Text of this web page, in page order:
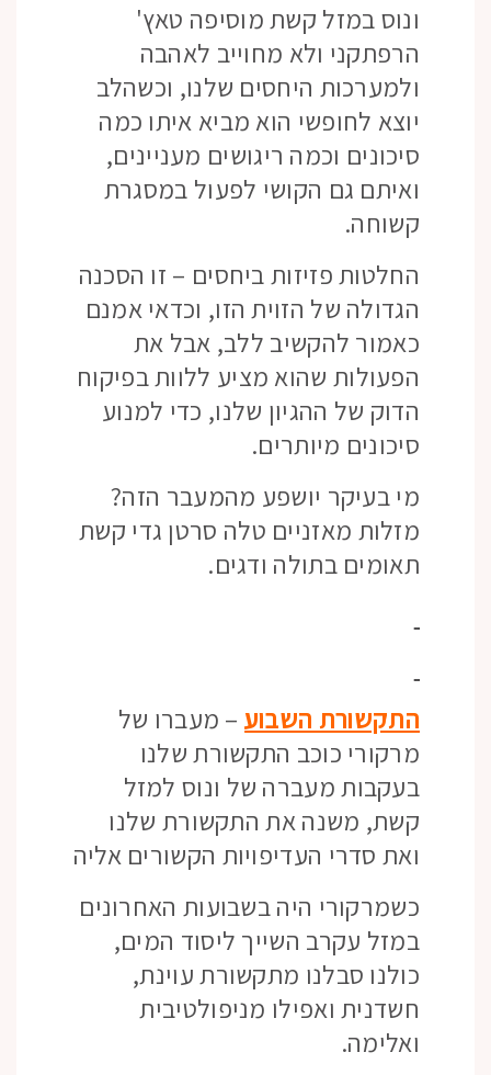
ונוס במזל קשת מוסיפה טאץ'
הרפתקני ולא מחוייב לאהבה
ולמערכות היחסים שלנו, וכשהלב
יוצא לחופשי הוא מביא איתו כמה
סיכונים וכמה ריגושים מעניינים,
ואיתם גם הקושי לפעול במסגרת
קשוחה.
החלטות פזיזות ביחסים – זו הסכנה
הגדולה של הזוית הזו, וכדאי אמנם
כאמור להקשיב ללב, אבל את
הפעולות שהוא מציע ללוות בפיקוח
הדוק של ההגיון שלנו, כדי למנוע
סיכונים מיותרים.
מי בעיקר יושפע מהמעבר הזה?
מזלות מאזניים טלה סרטן גדי קשת
תאומים בתולה ודגים.
התקשורת השבוע– מעברו של
מרקורי כוכב התקשורת שלנו
בעקבות מעברה של ונוס למזל
קשת, משנה את התקשורת שלנו
ואת סדרי העדיפויות הקשורים אליה
כשמרקורי היה בשבועות האחרונים
במזל עקרב השייך ליסוד המים,
כולנו סבלנו מתקשורת עוינת,
חשדנית ואפילו מניפולטיבית
ואלימה.